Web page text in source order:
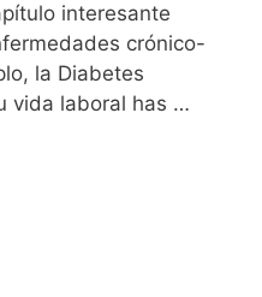
interesante
crónico-
la Diabetes
vida laboral has …